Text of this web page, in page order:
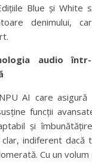
Blue și White
denimului,
audio
AI care asigură
funcții
și
indiferent dacă
Cu un volum